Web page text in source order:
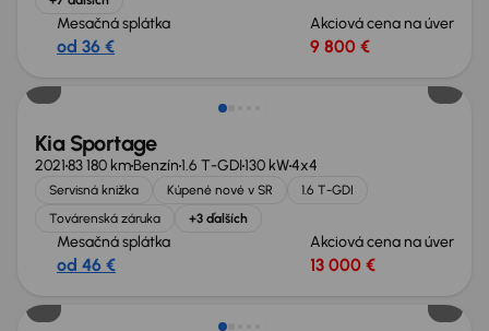
Mesačná splátka
od 36 €
Akciová cena na úver
9 800 €
Zlacnené o 1 500 €
Kia Sportage
202183 180 kmBenzín1.6 T-GDI130 kW4x4
Servisná knižka Kúpené nové v SR
1.6 T-GDI
Továrenská záruka
+3 ďalších
Mesačná splátka
od 46 €
Akciová cena na úver
13 000 €
Zlacnené o 500 €